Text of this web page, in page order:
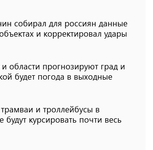
собирал для россиян данные
и ​​корректировал удары
области прогнозируют град и
будет погода в выходные
и троллейбусы в
будут курсировать почти весь